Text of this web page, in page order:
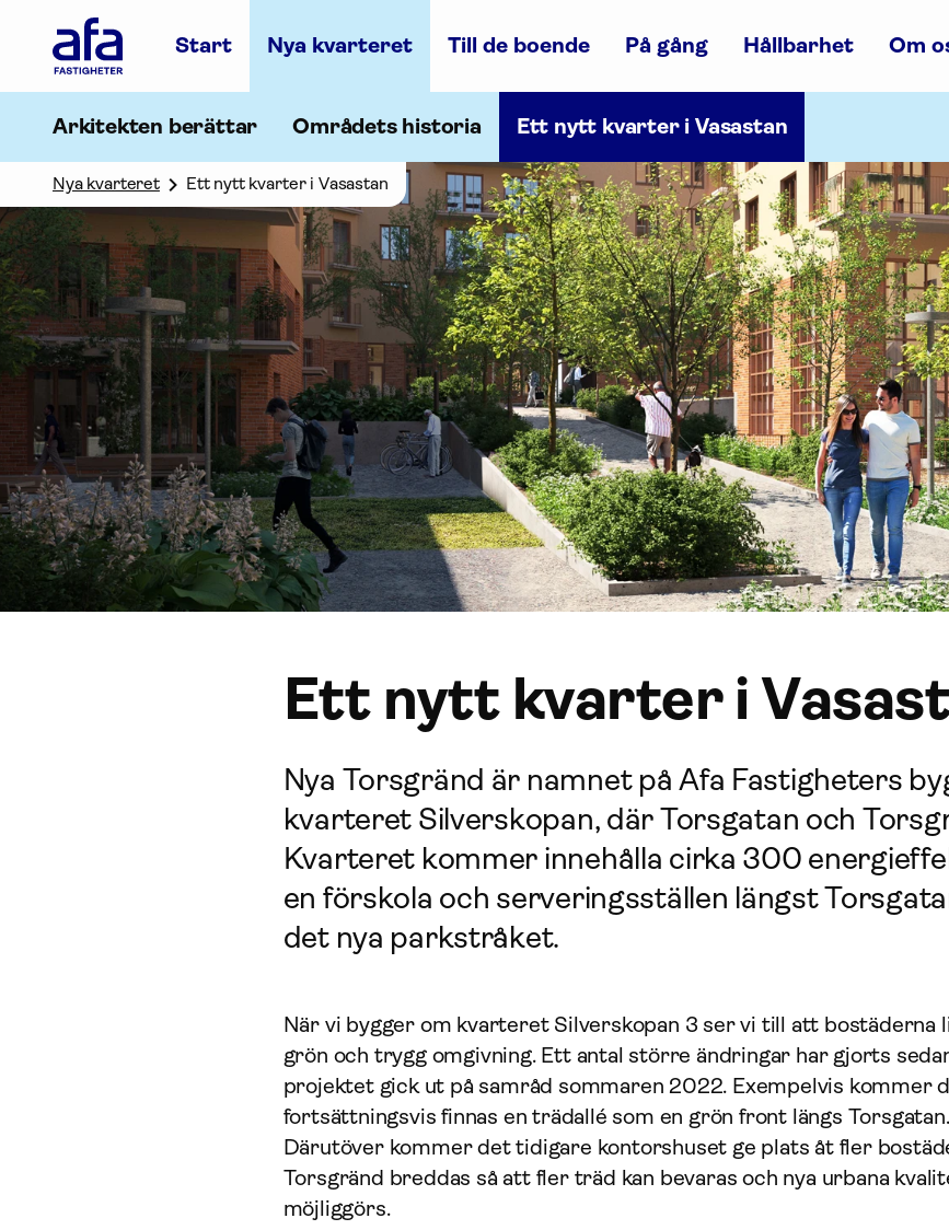
Försäkring
Gå
till
Start Nya kvarteret Till de boende På gång Hållbarhet Om
Arkitekten berättar Områdets historia Ett nytt kvarter i Vasastan
Nya kvarteret Ett nytt kvarter i Vasastan
Ett nytt kvarter i
Nya Torsgränd är namnet på Afa Fastigheters
kvarteret Silverskopan, där Torsgatan och
Kvarteret kommer innehålla cirka 300
en förskola och serveringsställen längst
det nya parkstråket.
När vi bygger om kvarteret Silverskopan 3 ser vi till att bostäderna
grön och trygg omgivning. Ett antal större ändringar har gjorts
projektet gick ut på samråd sommaren 2022. Exempelvis kommer
fortsättningsvis finnas en trädallé som en grön front längs Torsgatan.
Därutöver kommer det tidigare kontorshuset ge plats åt fler
Torsgränd breddas så att fler träd kan bevaras och nya urbana
möjliggörs.